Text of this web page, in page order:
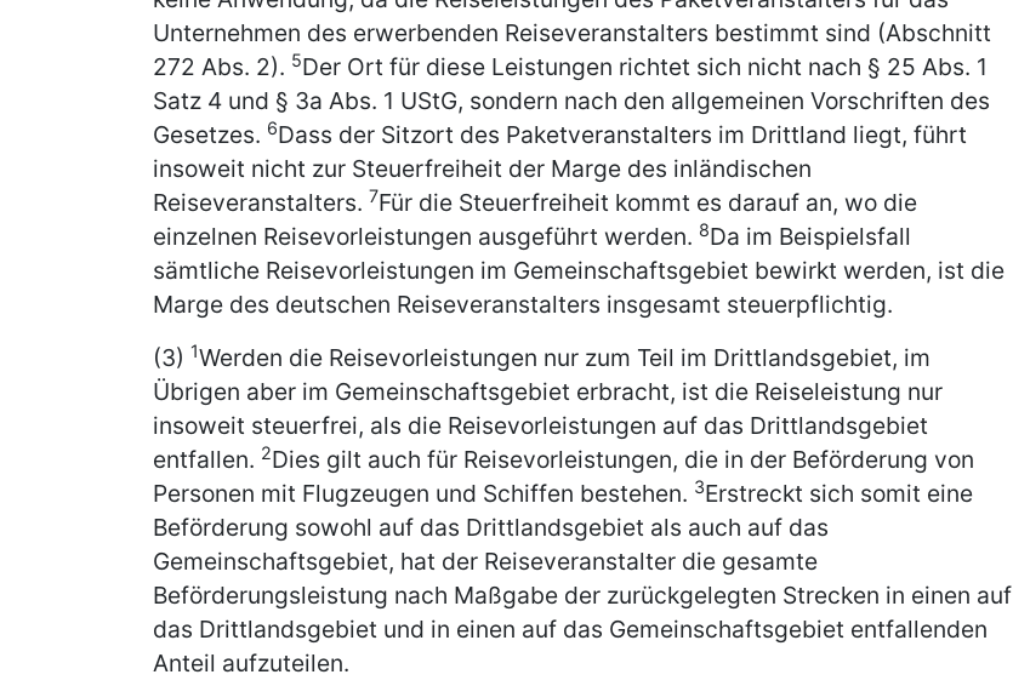
Unternehmen des erwerbenden Reiseveranstalters bestimmt sind (Abschnitt
272 Abs. 2). 5Der Ort für diese Leistungen richtet sich nicht nach § 25 Abs. 1
Satz 4 und § 3a Abs. 1 UStG, sondern nach den allgemeinen Vorschriften des
Gesetzes. 6Dass der Sitzort des Paketveranstalters im Drittland liegt, führt
insoweit nicht zur Steuerfreiheit der Marge des inländischen
Reiseveranstalters. 7Für die Steuerfreiheit kommt es darauf an, wo die
einzelnen Reisevorleistungen ausgeführt werden. 8Da im Beispielsfall
sämtliche Reisevorleistungen im Gemeinschaftsgebiet bewirkt werden, ist die
Marge des deutschen Reiseveranstalters insgesamt steuerpflichtig.
(3) 1Werden die Reisevorleistungen nur zum Teil im Drittlandsgebiet, im
Übrigen aber im Gemeinschaftsgebiet erbracht, ist die Reiseleistung nur
insoweit steuerfrei, als die Reisevorleistungen auf das Drittlandsgebiet
entfallen. 2Dies gilt auch für Reisevorleistungen, die in der Beförderung von
Personen mit Flugzeugen und Schiffen bestehen. 3Erstreckt sich somit eine
Beförderung sowohl auf das Drittlandsgebiet als auch auf das
Gemeinschaftsgebiet, hat der Reiseveranstalter die gesamte
Beförderungsleistung nach Maßgabe der zurückgelegten Strecken in einen auf
das Drittlandsgebiet und in einen auf das Gemeinschaftsgebiet entfallenden
Anteil aufzuteilen.